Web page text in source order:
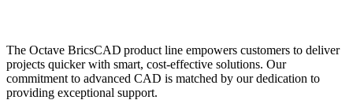
The Octave BricsCAD product line empowers customers to deliver
projects quicker with smart, cost-effective solutions. Our
commitment to advanced CAD is matched by our dedication to
providing exceptional support.